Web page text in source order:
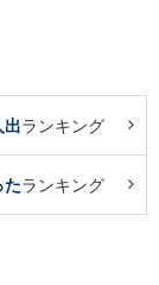
ランキング
ランキング